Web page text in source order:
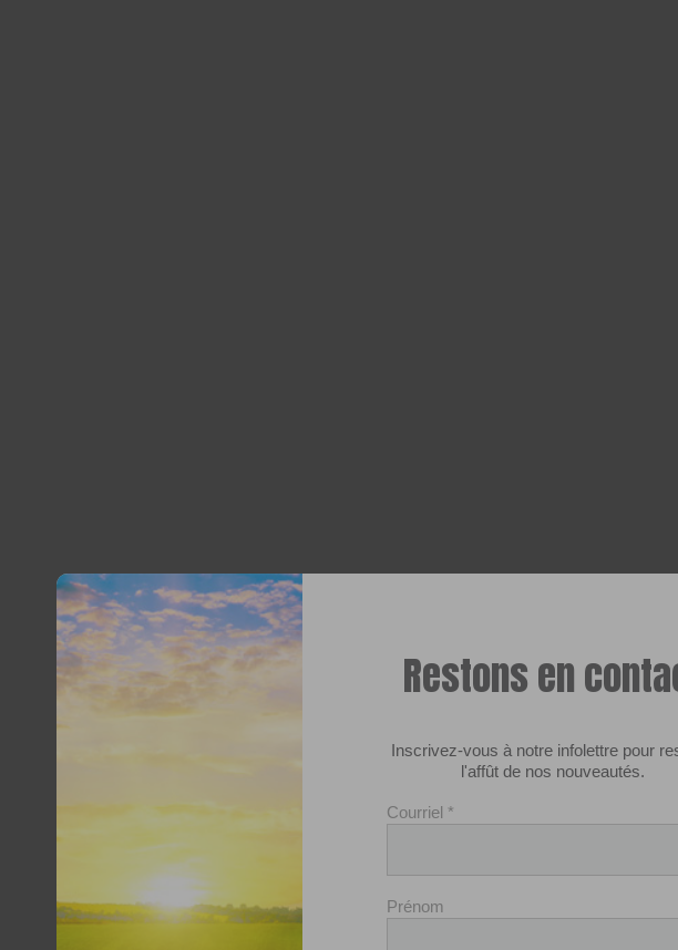
Restons en
Inscrivez-vous à notre infolettre pour
l'affût de nos nouveautés.
Courriel*
Prénom